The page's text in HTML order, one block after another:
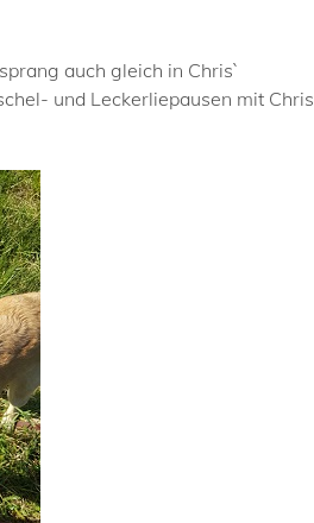
auch gleich in Chris`
und Leckerliepausen mit Chris